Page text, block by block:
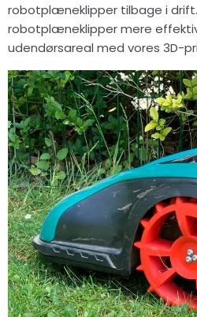
robotplæneklipper tilbage i
robotplæneklipper mere
udendørsareal med vores 3D-